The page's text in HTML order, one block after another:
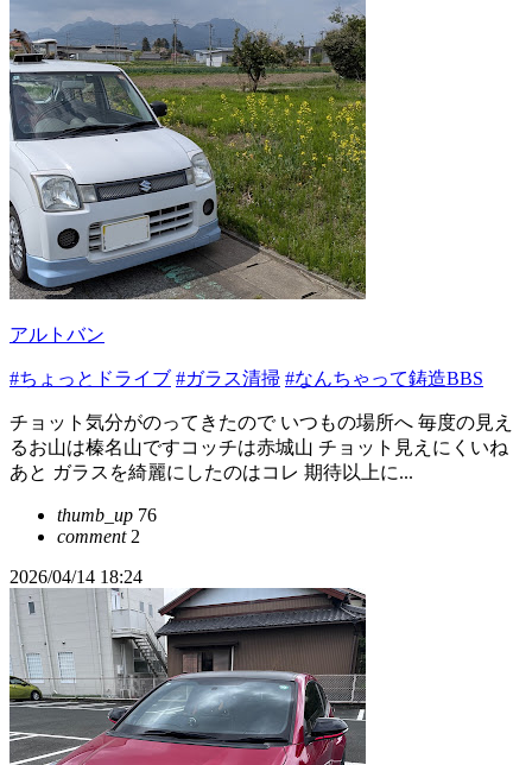
アルトバン
#ちょっとドライブ #ガラス清掃 #なんちゃって鋳造BBS
チョット気分がのってきたので いつもの場所へ 毎度の見え
るお山は榛名山ですコッチは赤城山 チョット見えにくいね
あと ガラスを綺麗にしたのはコレ 期待以上に...
thumb_up 76
comment2
2026/04/14 18:24